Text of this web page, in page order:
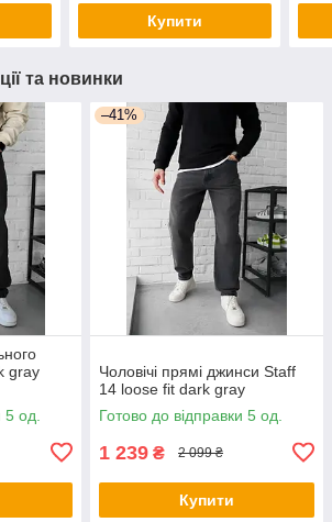
Купити
та новинки
gray
5 од.
–41%
Чоловічі прямі джинси Staff
14 loose fit dark gray
Готово до відправки 5 од.
1 239 ₴ 2 099 ₴
Купити